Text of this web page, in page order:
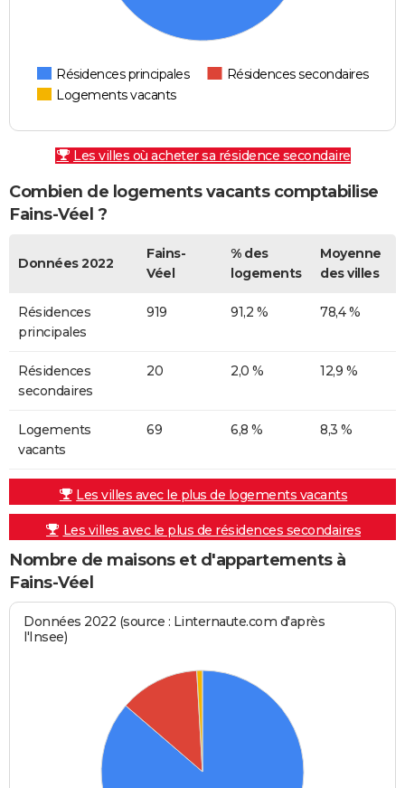
Résidences principales
Résidences secondaires
Logements vacants
Les villes où acheter sa résidence secondaire
Combien de logements vacants comptabilise
Fains-Véel ?
Données 2022
Fains-
Véel
% des
logements
Moyenne
des villes
Résidences
principales
919 91,2 % 78,4 %
Résidences
secondaires
20 2,0 % 12,9 %
Logements
vacants
69 6,8 % 8,3 %
Les villes avec le plus de logements vacants
Les villes avec le plus de résidences secondaires
Nombre de maisons et d'appartements à
Fains-Véel
Données 2022 (source : Linternaute.com d'après
l'Insee)